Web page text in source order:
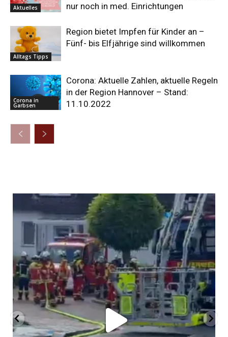
Aktuelles
nur noch in med. Einrichtungen
Alltags Tipps
Region bietet Impfen für Kinder an –
Fünf- bis Elfjährige sind willkommen
Corona in
Garbsen
Corona: Aktuelle Zahlen, aktuelle Regeln
in der Region Hannover – Stand:
11.10.2022